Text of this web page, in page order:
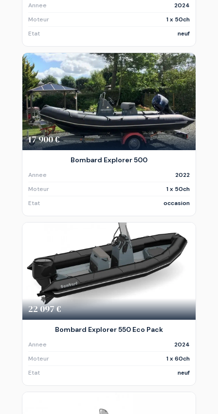
Annee
2024
Moteur
1 x 50ch
Etat
neuf
17 900 €
Bombard Explorer 500
Annee
2022
Moteur
1 x 50ch
Etat
occasion
22 097 €
Bombard Explorer 550 Eco Pack
Annee
2024
Moteur
1 x 60ch
Etat
neuf